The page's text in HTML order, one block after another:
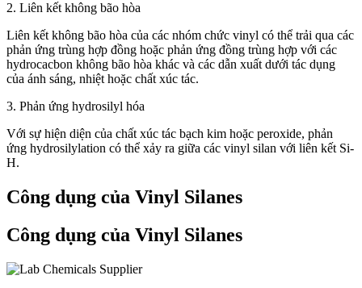
2. Liên kết không bão hòa
Liên kết không bão hòa của các nhóm chức vinyl có thể trải qua các
phản ứng trùng hợp đồng hoặc phản ứng đồng trùng hợp với các
hydrocacbon không bão hòa khác và các dẫn xuất dưới tác dụng
của ánh sáng, nhiệt hoặc chất xúc tác.
3. Phản ứng hydrosilyl hóa
Với sự hiện diện của chất xúc tác bạch kim hoặc peroxide, phản
ứng hydrosilylation có thể xảy ra giữa các vinyl silan với liên kết Si-
H.
Công dụng của Vinyl Silanes
Công dụng của Vinyl Silanes